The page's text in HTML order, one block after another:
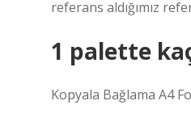
referans aldığımız
1 palette
Kopyala Bağlama A4